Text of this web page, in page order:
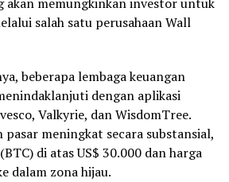
salah satu perusahaan Wall
beberapa lembaga keuangan
dengan aplikasi
Valkyrie, dan WisdomTree.
meningkat secara substansial,
di atas US$ 30.000 dan harga
dalam zona hijau.